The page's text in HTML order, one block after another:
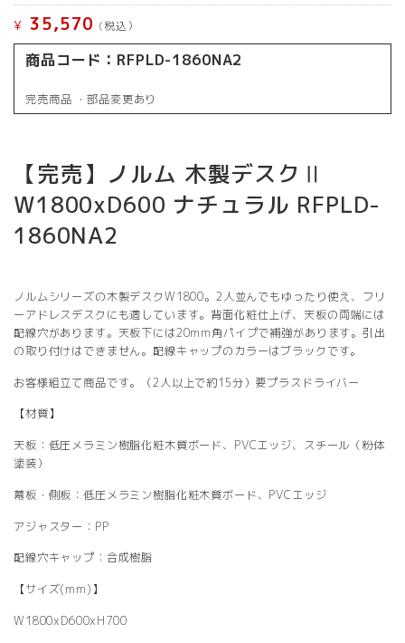
¥ 35,570 (税込）
商品コード：RFPLD-1860NA2
完売商品 ・部品変更あり
【完売】ノルム 木製デスクⅡ
W1800xD600 ナチュラル RFPLD-
1860NA2
ノルムシリーズの木製デスクW1800。2人並んでもゆったり使え、フリ
ーアドレスデスクにも適しています。背面化粧仕上げ、天板の両端には
配線穴があります。天板下には20mm角パイプで補強があります。引出
の取り付けはできません。配線キャップのカラーはブラックです。
お客様組立て商品です。（2人以上で約15分）要プラスドライバー
【材質】
天板：低圧メラミン樹脂化粧木質ボード、PVCエッジ、スチール（粉体
塗装）
幕板・側板：低圧メラミン樹脂化粧木質ボード、PVCエッジ
アジャスター：PP
配線穴キャップ：合成樹脂
【サイズ(mm)】
W1800xD600xH700